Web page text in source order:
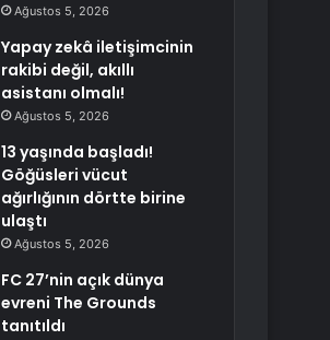
Ağustos 5, 2026
Yapay zekâ iletişimcinin
rakibi değil, akıllı
asistanı olmalı!
Ağustos 5, 2026
13 yaşında başladı!
Göğüsleri vücut
ağırlığının dörtte birine
ulaştı
Ağustos 5, 2026
FC 27’nin açık dünya
evreni The Grounds
tanıtıldı